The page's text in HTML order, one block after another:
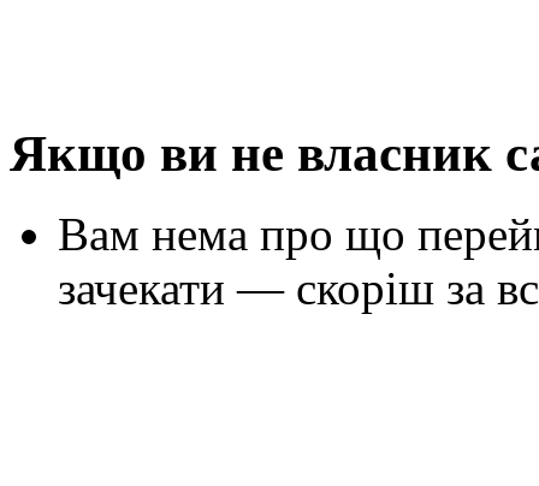
Якщо ви не власник
Вам нема про що
зачекати — скоріш за